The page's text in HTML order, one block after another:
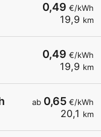
0,49 €/kWh
19,9 km
0,49 €/kWh
19,9 km
ab 0,65 €/kWh
20,1 km